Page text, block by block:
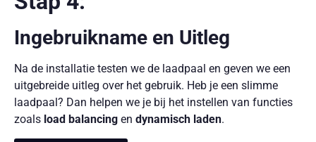
Ingebruikname en Uitleg
Na de installatie testen we de laadpaal en geven we een
uitgebreide uitleg over het gebruik. Heb je een slimme
laadpaal? Dan helpen we je bij het instellen van functies
zoals load balancing en dynamisch laden.